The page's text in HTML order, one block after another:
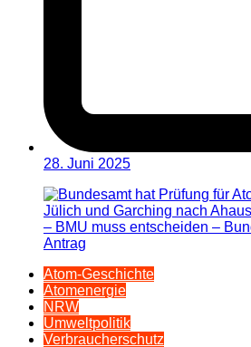
28. Juni 2025
Atom-Geschichte
Atomenergie
NRW
Umweltpolitik
Verbraucherschutz